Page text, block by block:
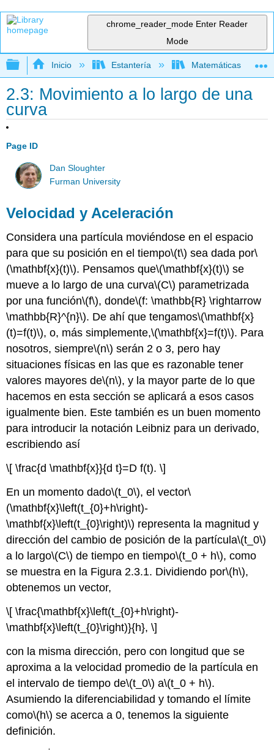
chrome_reader_mode Enter Reader
Mode
Expandir/contraer jerarquía global
Inicio Estantería Matemáticas
2.3: Movimiento a lo largo de una
curva
Page ID
Dan Sloughter
Furman University
Velocidad y Aceleración
Considera una partícula moviéndose en el espacio
para que su posición en el tiempo\(t\) sea dada por\
(\mathbf{x}(t)\). Pensamos que\(\mathbf{x}(t)\) se
mueve a lo largo de una curva\(C\) parametrizada
por una función\(f\), donde\(f: \mathbb{R} \rightarrow
\mathbb{R}^{n}\). De ahí que tengamos\(\mathbf{x}
(t)=f(t)\), o, más simplemente,\(\mathbf{x}=f(t)\). Para
nosotros, siempre\(n\) serán 2 o 3, pero hay
situaciones físicas en las que es razonable tener
valores mayores de\(n\), y la mayor parte de lo que
hacemos en esta sección se aplicará a esos casos
igualmente bien. Este también es un buen momento
para introducir la notación Leibniz para un derivado,
escribiendo así
\[ \frac{d \mathbf{x}}{d t}=D f(t). \]
En un momento dado\(t_0\), el vector\
(\mathbf{x}\left(t_{0}+h\right)-
\mathbf{x}\left(t_{0}\right)\) representa la magnitud y
dirección del cambio de posición de la partícula\(t_0\)
a lo largo\(C\) de tiempo en tiempo\(t_0 + h\), como
se muestra en la Figura 2.3.1. Dividiendo por\(h\),
obtenemos un vector,
\[ \frac{\mathbf{x}\left(t_{0}+h\right)-
\mathbf{x}\left(t_{0}\right)}{h}, \]
con la misma dirección, pero con longitud que se
aproxima a la velocidad promedio de la partícula en
el intervalo de tiempo de\(t_0\) a\(t_0 + h\).
Asumiendo la diferenciabilidad y tomando el límite
como\(h\) se acerca a 0, tenemos la siguiente
definición.